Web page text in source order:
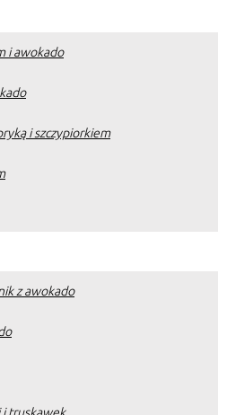
i awokado
i szczypiorkiem
z awokado